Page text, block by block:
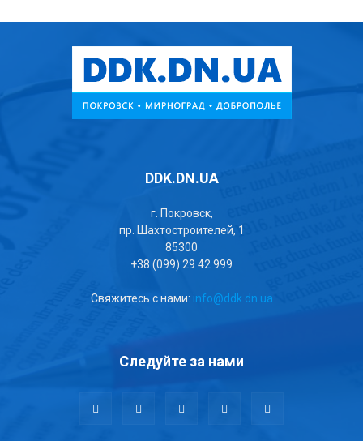
DDK.DN.UA
г. Покровск,
пр. Шахтостроителей, 1
85300
+38 (099) 29 42 999
Свяжитесь с нами: info@ddk.dn.ua
Следуйте за нами